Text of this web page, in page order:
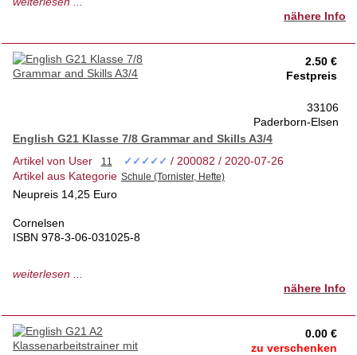
ISBN 978-3-7661-5006-6
nähere Info
2.50 €
Festpreis
33106
Paderborn-Elsen
English G21 Klasse 7/8 Grammar and Skills A3/4
Artikel von User
✓✓✓✓✓ / 200082 / 2020-07-26
Artikel aus Kategorie
Neupreis 14,25 Euro
Cornelsen
ISBN 978-3-06-031025-8
weiterlesen ...
nähere Info
0.00 €
zu verschenken